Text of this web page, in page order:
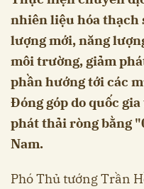
nhiên liệu hóa thạch
lượng mới, năng
môi trường, giảm
phần hướng tới các
Đóng góp do quốc
phát thải ròng bằng
Nam.
Phó Thủ tướng Trần